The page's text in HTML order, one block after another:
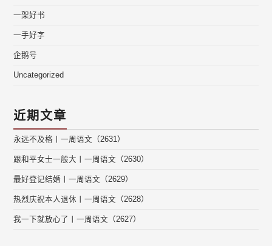
一架好书
一手好字
企鹅号
Uncategorized
近期文章
永远不及格丨一周语文（2631）
跟和平女士一般大丨一周语文（2630）
最好登记结婚丨一周语文（2629）
热烈庆祝本人退休丨一周语文（2628）
我一下就放心了丨一周语文（2627）